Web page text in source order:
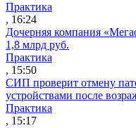
Практика
, 16:24
Дочерняя компания
1,8 млрд руб.
Практика
, 15:50
СИП проверит отмену
устройствами после
Практика
, 15:17